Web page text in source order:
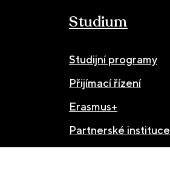
Studium
Studijní programy
Přijímací řízení
Erasmus+
Partnerské instituce